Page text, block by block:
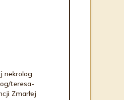
nekrolog
teresa-
Zmarłej